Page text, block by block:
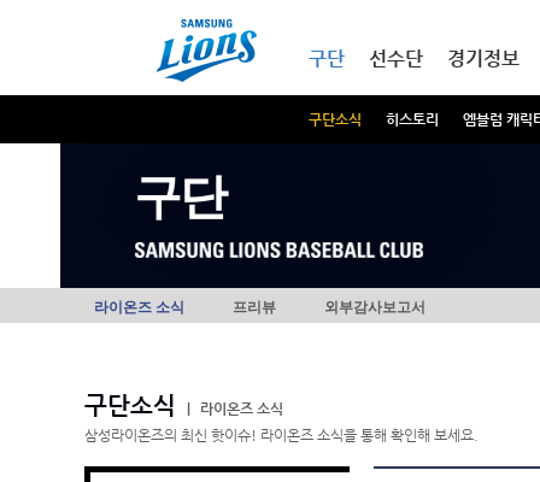
구단
구단소식 히스토리 엠블럼 캐릭
선수단 경기정보
구단
라이온즈 소식 프리뷰 외부감사보고서
구단소식
라이온즈 소식
삼성라이온즈의 최신 핫이슈! 라이온즈 소식을 통해 확인해 보세요.